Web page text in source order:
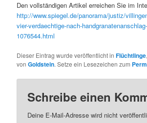
Den vollständigen Artikel erreichen Sie im
http://www.spiegel.de/panorama/justiz/
vier-verdaechtige-nach-
1076544.html
Dieser Eintrag wurde veröffentlicht inFlüchtlinge
vonGoldstein. Setze ein Lesezeichen zum
Schreibe einen
Deine E-Mail-Adresse wird nicht